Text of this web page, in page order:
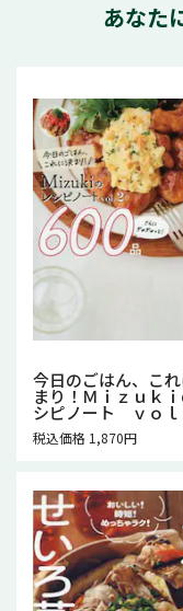
あなた
今日のごはん、こ
まり！Ｍｉｚｕｋ
シピノート ｖｏｌ
税込価格 1,870円